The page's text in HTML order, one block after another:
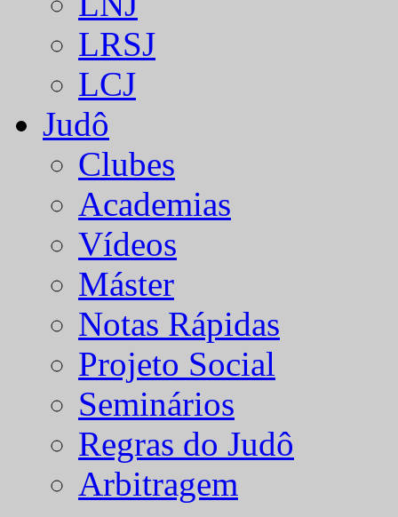
LRSJ
LCJ
Judô
Clubes
Academias
Vídeos
Máster
Notas Rápidas
Projeto Social
Seminários
Regras do Judô
Arbitragem